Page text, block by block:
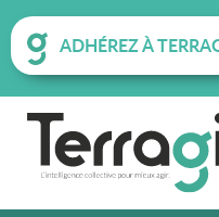
ADHÉREZ À